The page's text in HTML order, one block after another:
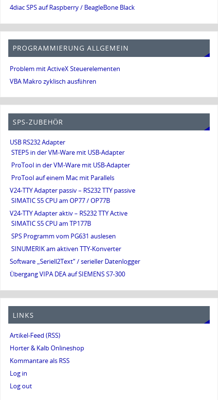
4diac SPS auf Raspberry / BeagleBone Black
PROGRAMMIERUNG ALLGEMEIN
Problem mit ActiveX Steuerelementen
VBA Makro zyklisch ausführen
SPS-ZUBEHÖR
USB RS232 Adapter
STEP5 in der VM-Ware mit USB-Adapter
ProTool in der VM-Ware mit USB-Adapter
ProTool auf einem Mac mit Parallels
V24-TTY Adapter passiv – RS232 TTY passive
SIMATIC S5 CPU am OP77 / OP77B
V24-TTY Adapter aktiv – RS232 TTY Active
SIMATIC S5 CPU am TP177B
SPS Programm vom PG631 auslesen
SINUMERIK am aktiven TTY-Konverter
Software „Seriell2Text“ / serieller Datenlogger
Übergang VIPA DEA auf SIEMENS S7-300
LINKS
Artikel-Feed (RSS)
Horter & Kalb Onlineshop
Kommantare als RSS
Log in
Log out